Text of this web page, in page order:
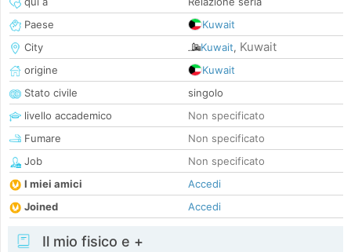
Paese
Kuwait
City
Kuwait, Kuwait
origine
Kuwait
Stato civile
singolo
livello accademico
Non specificato
Fumare
Non specificato
Job
Non specificato
I miei amici
Accedi
Joined
Accedi
Il mio fisico e +